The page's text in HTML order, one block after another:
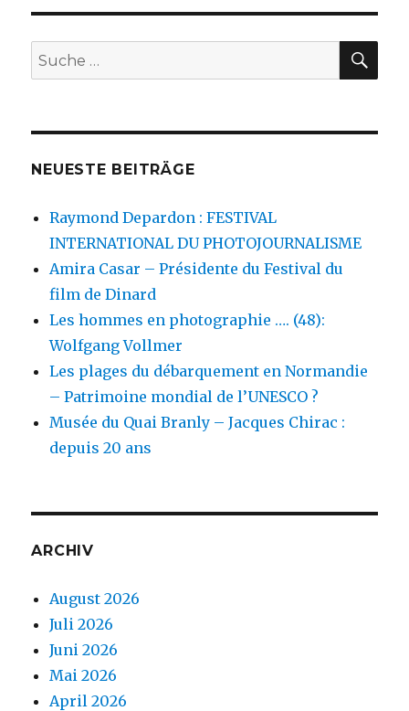
Beiträge
E
Suche
nach:
NEUESTE BEITRÄGE
Raymond Depardon : FESTIVAL
INTERNATIONAL DU PHOTOJOURNALISME
Amira Casar – Présidente du Festival du
film de Dinard
Les hommes en photographie …. (48):
Wolfgang Vollmer
Les plages du débarquement en Normandie
– Patrimoine mondial de l’UNESCO ?
Musée du Quai Branly – Jacques Chirac :
depuis 20 ans
ARCHIV
August 2026
Juli 2026
Juni 2026
Mai 2026
April 2026